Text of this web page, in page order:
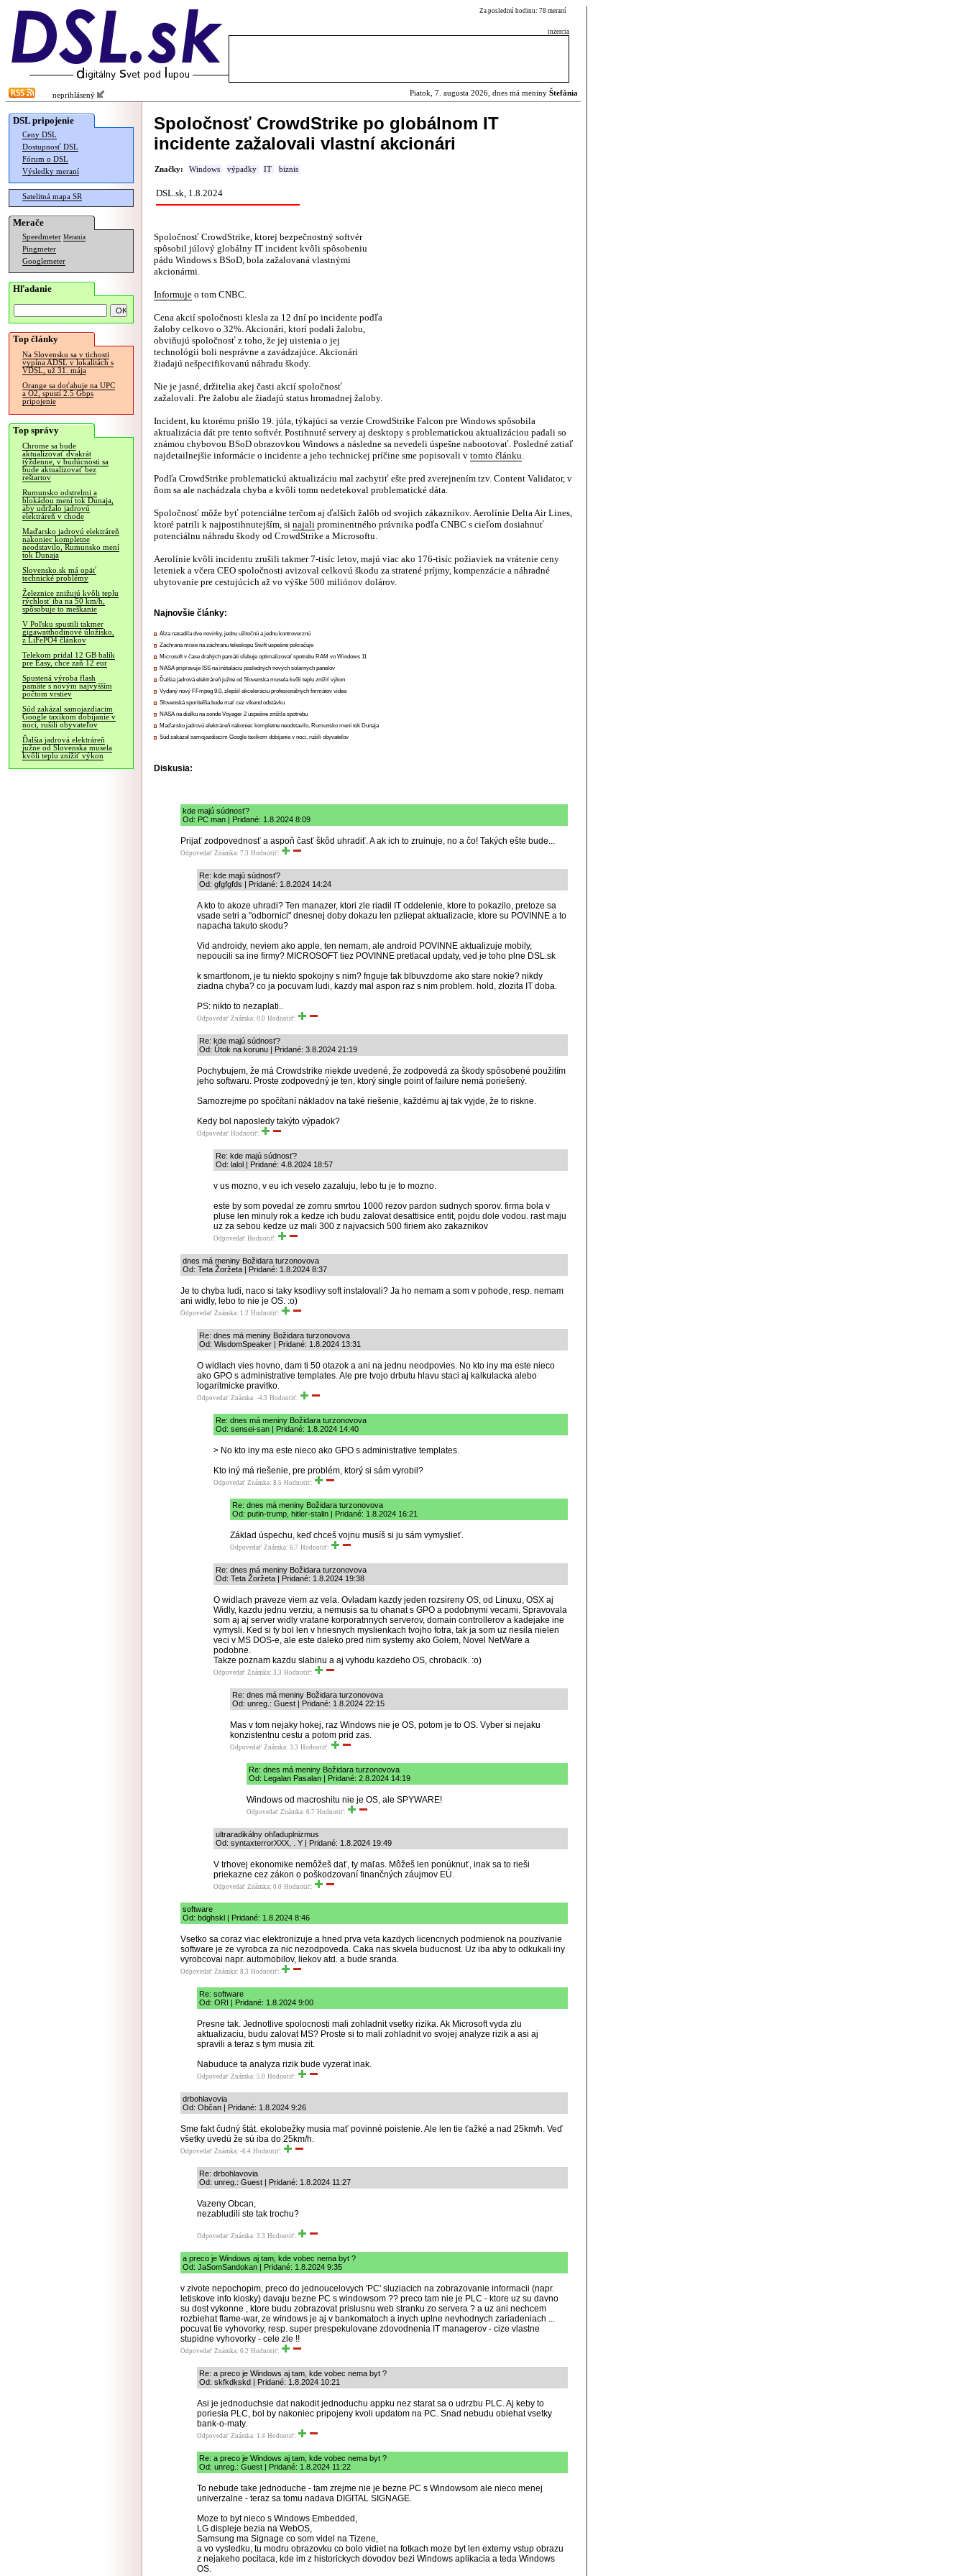
Za poslednú hodinu: 78 meraní
inzercia
neprihlásený Piatok, 7. augusta 2026, dnes má meniny Štefánia
DSL pripojenie
Ceny DSL
Dostupnosť DSL
Fórum o DSL
Výsledky meraní
Satelitná mapa SR
Merače
Speedmeter Merania
Pingmeter
Googlemeter
Hľadanie
Top články
Na Slovensku sa v tichosti
vypína ADSL v lokalitách s
VDSL, už 31. mája
Orange sa doťahuje na UPC
a O2, spustí 2.5 Gbps
pripojenie
Top správy
Chrome sa bude
aktualizovať dvakrát
týždenne, v budúcnosti sa
bude aktualizovať bez
reštartov
Rumunsko odstrelmi a
blokádou mení tok Dunaja,
aby udržalo jadrovú
elektráreň v chode
Maďarsko jadrovú elektráreň
nakoniec kompletne
neodstavilo, Rumunsko mení
tok Dunaja
Slovensko.sk má opäť
technické problémy
Železnice znižujú kvôli teplu
rýchlosť iba na 50 km/h,
spôsobuje to meškanie
V Poľsku spustili takmer
gigawatthodinové úložisko,
z LiFePO4 článkov
Telekom pridal 12 GB balík
pre Easy, chce zaň 12 eur
Spustená výroba flash
pamäte s novým najvyšším
počtom vrstiev
Súd zakázal samojazdiacim
Google taxíkom dobíjanie v
noci, rušili obyvateľov
Ďalšia jadrová elektráreň
južne od Slovenska musela
kvôli teplu znížiť výkon
Spoločnosť CrowdStrike po globálnom IT
incidente zažalovali vlastní akcionári
Značky: Windows výpadky IT biznis
DSL.sk, 1.8.2024
Spoločnosť CrowdStrike, ktorej bezpečnostný softvér
spôsobil júlový globálny IT incident kvôli spôsobeniu
pádu Windows s BSoD, bola zažalovaná vlastnými
akcionármi.
Informuje o tom CNBC.
Cena akcií spoločnosti klesla za 12 dní po incidente podľa
žaloby celkovo o 32%. Akcionári, ktorí podali žalobu,
obviňujú spoločnosť z toho, že jej uistenia o jej
technológii boli nesprávne a zavádzajúce. Akcionári
žiadajú nešpecifikovanú náhradu škody.
Nie je jasné, držitelia akej časti akcií spoločnosť
zažalovali. Pre žalobu ale žiadajú status hromadnej žaloby.
Incident, ku ktorému prišlo 19. júla, týkajúci sa verzie CrowdStrike Falcon pre Windows spôsobila
aktualizácia dát pre tento softvér. Postihnuté servery aj desktopy s problematickou aktualizáciou padali so
známou chybovou BSoD obrazovkou Windows a následne sa nevedeli úspešne nabootovať. Posledné zatiaľ
najdetailnejšie informácie o incidente a jeho technickej príčine sme popisovali v tomto článku.
Podľa CrowdStrike problematickú aktualizáciu mal zachytiť ešte pred zverejnením tzv. Content Validator, v
ňom sa ale nachádzala chyba a kvôli tomu nedetekoval problematické dáta.
Spoločnosť môže byť potenciálne terčom aj ďalších žalôb od svojich zákazníkov. Aerolínie Delta Air Lines,
ktoré patrili k najpostihnutejším, si najali prominentného právnika podľa CNBC s cieľom dosiahnuť
potenciálnu náhradu škody od CrowdStrike a Microsoftu.
Aerolínie kvôli incidentu zrušili takmer 7-tisíc letov, majú viac ako 176-tisíc požiaviek na vrátenie ceny
leteniek a včera CEO spoločnosti avizoval celkovú škodu za stratené príjmy, kompenzácie a náhradné
ubytovanie pre cestujúcich až vo výške 500 miliónov dolárov.
Najnovšie články:
Alza nasadila dve novinky, jednu užitočnú a jednu kontroverznú
Záchrana misie na záchranu teleskopu Swift úspešne pokračuje
Microsoft v čase drahých pamätí sľubuje optimalizovať spotrebu RAM vo Windows 11
NASA pripravuje ISS na inštaláciu posledných nových solárnych panelov
Ďalšia jadrová elektráreň južne od Slovenska musela kvôli teplu znížiť výkon
Vydaný nový FFmpeg 9.0, zlepšil akceleráciu profesionálnych formátov videa
Slovenská sporiteľňa bude mať cez víkend odstávku
NASA na diaľku na sonde Voyager 2 úspešne znížila spotrebu
Maďarsko jadrovú elektráreň nakoniec kompletne neodstavilo, Rumunsko mení tok Dunaja
Súd zakázal samojazdiacim Google taxíkom dobíjanie v noci, rušili obyvateľov
Diskusia:
kde majú súdnosť?
Od: PC man | Pridané: 1.8.2024 8:09
Prijať zodpovednosť a aspoň časť škôd uhradiť. A ak ich to zruinuje, no a čo! Takých ešte bude...
Odpovedať Známka: 7.3 Hodnotiť:
Re: kde majú súdnosť?
Od: gfgfgfds | Pridané: 1.8.2024 14:24
A kto to akoze uhradi? Ten manazer, ktori zle riadil IT oddelenie, ktore to pokazilo, pretoze sa
vsade setri a "odbornici" dnesnej doby dokazu len pzliepat aktualizacie, ktore su POVINNE a to
napacha takuto skodu?
Vid androidy, neviem ako apple, ten nemam, ale android POVINNE aktualizuje mobily,
nepoucili sa ine firmy? MICROSOFT tiez POVINNE pretlacal updaty, ved je toho plne DSL.sk
k smartfonom, je tu niekto spokojny s nim? fnguje tak blbuvzdorne ako stare nokie? nikdy
ziadna chyba? co ja pocuvam ludi, kazdy mal aspon raz s nim problem. hold, zlozita IT doba.
PS: nikto to nezaplati..
Odpovedať Známka: 0.0 Hodnotiť:
Re: kde majú súdnosť?
Od: Útok na korunu | Pridané: 3.8.2024 21:19
Pochybujem, že má Crowdstrike niekde uvedené, že zodpovedá za škody spôsobené použitím
jeho softwaru. Proste zodpovedný je ten, ktorý single point of failure nemá poriešený.
Samozrejme po spočítaní nákladov na také riešenie, každému aj tak vyjde, že to riskne.
Kedy bol naposledy takýto výpadok?
Odpovedať Hodnotiť:
Re: kde majú súdnosť?
Od: lalol | Pridané: 4.8.2024 18:57
v us mozno, v eu ich veselo zazaluju, lebo tu je to mozno.
este by som povedal ze zomru smrtou 1000 rezov pardon sudnych sporov. firma bola v
pluse len minuly rok a kedze ich budu zalovat desattisice entit, pojdu dole vodou. rast maju
uz za sebou kedze uz mali 300 z najvacsich 500 firiem ako zakaznikov
Odpovedať Hodnotiť:
dnes má meniny Božidara turzonovova
Od: Teta Žoržeta | Pridané: 1.8.2024 8:37
Je to chyba ludi, naco si taky ksodlivy soft instalovali? Ja ho nemam a som v pohode, resp. nemam
ani widly, lebo to nie je OS. :o)
Odpovedať Známka: 1.2 Hodnotiť:
Re: dnes má meniny Božidara turzonovova
Od: WisdomSpeaker | Pridané: 1.8.2024 13:31
O widlach vies hovno, dam ti 50 otazok a ani na jednu neodpovies. No kto iny ma este nieco
ako GPO s administrative templates. Ale pre tvojo drbutu hlavu staci aj kalkulacka alebo
logaritmicke pravitko.
Odpovedať Známka: -4.3 Hodnotiť:
Re: dnes má meniny Božidara turzonovova
Od: sensei-san | Pridané: 1.8.2024 14:40
> No kto iny ma este nieco ako GPO s administrative templates.
Kto iný má riešenie, pre problém, ktorý si sám vyrobil?
Odpovedať Známka: 8.5 Hodnotiť:
Re: dnes má meniny Božidara turzonovova
Od: putin-trump, hitler-stalin | Pridané: 1.8.2024 16:21
Základ úspechu, keď chceš vojnu musíš si ju sám vymyslieť.
Odpovedať Známka: 6.7 Hodnotiť:
Re: dnes má meniny Božidara turzonovova
Od: Teta Žoržeta | Pridané: 1.8.2024 19:38
O widlach praveze viem az vela. Ovladam kazdy jeden rozsireny OS, od Linuxu, OSX aj
Widly, kazdu jednu verziu, a nemusis sa tu ohanat s GPO a podobnymi vecami. Spravovala
som aj aj server widly vratane korporatnnych serverov, domain controllerov a kadejake ine
vymysli. Ked si ty bol len v hriesnych myslienkach tvojho fotra, tak ja som uz riesila nielen
veci v MS DOS-e, ale este daleko pred nim systemy ako Golem, Novel NetWare a
podobne.
Takze poznam kazdu slabinu a aj vyhodu kazdeho OS, chrobacik. :o)
Odpovedať Známka: 3.3 Hodnotiť:
Re: dnes má meniny Božidara turzonovova
Od: unreg.: Guest | Pridané: 1.8.2024 22:15
Mas v tom nejaky hokej, raz Windows nie je OS, potom je to OS. Vyber si nejaku
konzistentnu cestu a potom prid zas.
Odpovedať Známka: 3.3 Hodnotiť:
Re: dnes má meniny Božidara turzonovova
Od: Legalan Pasalan | Pridané: 2.8.2024 14:19
Windows od macroshitu nie je OS, ale SPYWARE!
Odpovedať Známka: 6.7 Hodnotiť:
ultraradikálny ohľaduplnizmus
Od: syntaxterrorXXX, . Y | Pridané: 1.8.2024 19:49
V trhovej ekonomike nemôžeš dať, ty maľas. Môžeš len ponúknuť, inak sa to rieši
priekazne cez zákon o poškodzovaní finančných záujmov EÚ.
Odpovedať Známka: 0.0 Hodnotiť:
software
Od: bdghskl | Pridané: 1.8.2024 8:46
Vsetko sa coraz viac elektronizuje a hned prva veta kazdych licencnych podmienok na pouzivanie
software je ze vyrobca za nic nezodpoveda. Caka nas skvela buducnost. Uz iba aby to odkukali iny
vyrobcovai napr. automobilov, liekov atd. a bude sranda.
Odpovedať Známka: 8.3 Hodnotiť:
Re: software
Od: ORI | Pridané: 1.8.2024 9:00
Presne tak. Jednotlive spolocnosti mali zohladnit vsetky rizika. Ak Microsoft vyda zlu
aktualizaciu, budu zalovat MS? Proste si to mali zohladnit vo svojej analyze rizik a asi aj
spravili a teraz s tym musia zit.
Nabuduce ta analyza rizik bude vyzerat inak.
Odpovedať Známka: 5.0 Hodnotiť:
drbohlavovia
Od: Občan | Pridané: 1.8.2024 9:26
Sme fakt čudný štát. ekolobežky musia mať povinné poistenie. Ale len tie ťažké a nad 25km/h. Veď
všetky uvedú že sú iba do 25km/h.
Odpovedať Známka: -6.4 Hodnotiť:
Re: drbohlavovia
Od: unreg.: Guest | Pridané: 1.8.2024 11:27
Vazeny Obcan,
nezabludili ste tak trochu?
Odpovedať Známka: 3.3 Hodnotiť:
a preco je Windows aj tam, kde vobec nema byt ?
Od: JaSomSandokan | Pridané: 1.8.2024 9:35
v zivote nepochopim, preco do jednoucelovych 'PC' sluziacich na zobrazovanie informacii (napr.
letiskove info kiosky) davaju bezne PC s windowsom ?? preco tam nie je PLC - ktore uz su davno
su dost vykonne , ktore budu zobrazovat prislusnu web stranku zo servera ? a uz ani nechcem
rozbiehat flame-war, ze windows je aj v bankomatoch a inych uplne nevhodnych zariadeniach ...
pocuvat tie vyhovorky, resp. super prespekulovane zdovodnenia IT managerov - cize vlastne
stupidne vyhovorky - cele zle !!
Odpovedať Známka: 6.2 Hodnotiť:
Re: a preco je Windows aj tam, kde vobec nema byt ?
Od: skfkdkskd | Pridané: 1.8.2024 10:21
Asi je jednoduchsie dat nakodit jednoduchu appku nez starat sa o udrzbu PLC. Aj keby to
poriesia PLC, bol by nakoniec pripojeny kvoli updatom na PC. Snad nebudu obiehat vsetky
bank-o-maty.
Odpovedať Známka: 1.4 Hodnotiť:
Re: a preco je Windows aj tam, kde vobec nema byt ?
Od: unreg.: Guest | Pridané: 1.8.2024 11:22
To nebude take jednoduche - tam zrejme nie je bezne PC s Windowsom ale nieco menej
univerzalne - teraz sa tomu nadava DIGITAL SIGNAGE.
Moze to byt nieco s Windows Embedded,
LG displeje bezia na WebOS,
Samsung ma Signage co som videl na Tizene,
a vo vysledku, tu modru obrazovku co bolo vidiet na fotkach moze byt len externy vstup obrazu
z nejakeho pocitaca, kde im z historickych dovodov bezi Windows aplikacia a teda Windows
OS.